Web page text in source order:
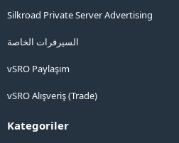
Silkroad Private Server Advertising
السيرفرات الخاصة
vSRO Paylaşım
vSRO Alışveriş (Trade)
Kategoriler